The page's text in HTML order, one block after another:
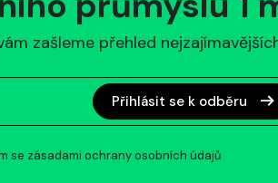
zašleme přehled
Přihlásit se k odběru
se zásadami ochrany osobních údajů